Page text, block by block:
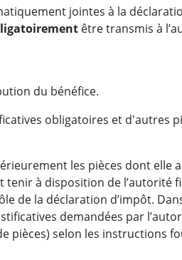
jointes à la
être transmis à
du bénéfice.
obligatoires et d'autres
les pièces dont elle
à disposition de l’autorité
de la déclaration d’impôt.
demandées par
pièces) selon les instructions